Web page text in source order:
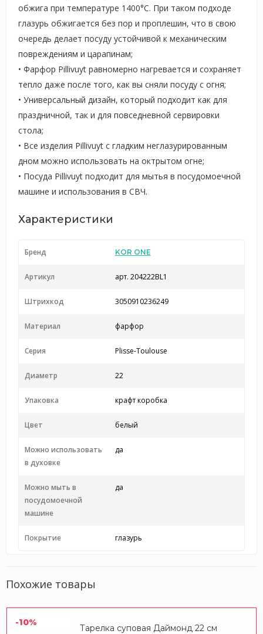
обжига при температуре 1400°С. При таком подходе
глазурь обжигается без пор и проплешин, что в свою
очередь делает посуду устойчивой к механическим
повреждениям и царапинам;
• Фарфор Pillivuyt равномерно нагревается и сохраняет
тепло даже после того, как вы сняли посуду с огня;
• Универсальный дизайн, который подходит как для
праздничной, так и для повседневной сервировки
стола;
• Все изделия Pillivuyt с гладким неглазурированным
дном можно использовать на октрытом огне;
• Посуда Pillivuyt подходит для мытья в посудомоечной
машине и использования в СВЧ.
Характеристики
Бренд KOR ONE
Артикул арт. 204222BL1
Штрихкод 3050910236249
Материал фарфор
Серия Plisse-Toulouse
Диаметр 22
Упаковка крафт коробка
Цвет белый
Можно использовать
в духовке
да
Можно мыть в
посудомоечной
машине
да
Покрытие глазурь
Похожие товары
-10%
Тарелка суповая Даймонд 22 см